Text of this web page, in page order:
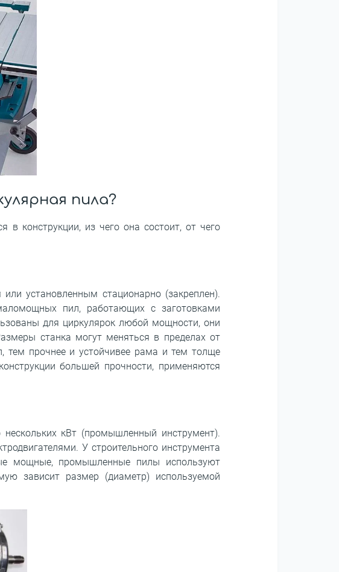
пила?
в конструкции, из чего она состоит, от чего
установленным стационарно (закреплен).
пил, работающих с заготовками
для циркулярок любой мощности, они
станка могут меняться в пределах от
тем прочнее и устойчивее рама и тем толще
большей прочности, применяются
кВт (промышленный инструмент).
У строительного инструмента
мощные, промышленные пилы используют
зависит размер (диаметр) используемой